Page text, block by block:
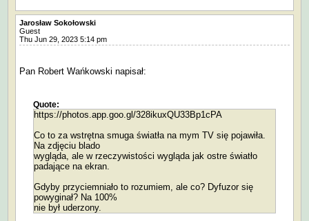
Jarosław Sokołowski
Guest
Thu Jun 29, 2023 5:14 pm
Pan Robert Wańkowski napisał:
Quote:
https://photos.app.goo.gl/328ikuxQU33Bp1cPA
Co to za wstrętna smuga światła na mym TV się pojawiła.
Na zdjęciu blado
wygląda, ale w rzeczywistości wygląda jak ostre światło
padające na ekran.
Gdyby przyciemniało to rozumiem, ale co? Dyfuzor się
powyginał? Na 100%
nie był uderzony.